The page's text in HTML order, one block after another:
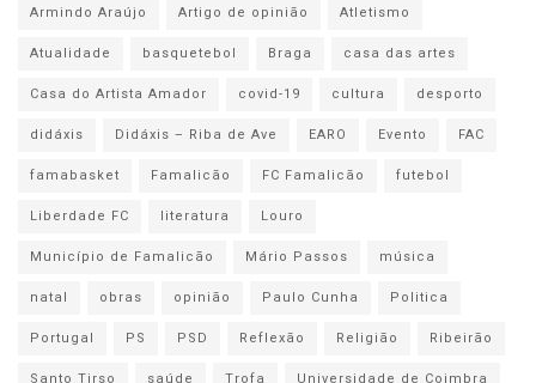
Armindo Araújo Artigo de opinião
Atletismo
Atualidade
basquetebol Braga
casa das artes
Casa do Artista Amador
covid-19 cultura
desporto
didáxis
Didáxis – Riba de Ave EARO Evento
FAC
famabasket
Famalicão FC Famalicão
futebol
Liberdade FC
literatura
Louro
Município de Famalicão
Mário Passos
música
natal
obras opinião Paulo Cunha
Politica
Portugal
PS PSD Reflexão Religião
Ribeirão
Santo Tirso
saúde Trofa
Universidade de Coimbra